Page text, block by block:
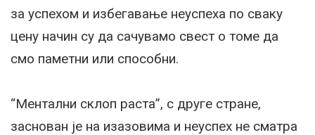
за успехом и избегавање неуспеха по сваку
цену начин су да сачувамо свест о томе да
смо паметни или способни.
“Ментални склоп раста”, с друге стране,
заснован је на изазовима и неуспех не сматра